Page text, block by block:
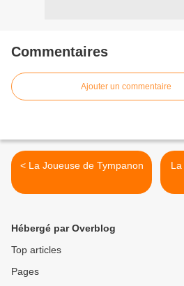
Commentaires
Ajouter un commentaire
< La Joueuse de Tympanon
Hébergé par Overblog
Top articles
Pages